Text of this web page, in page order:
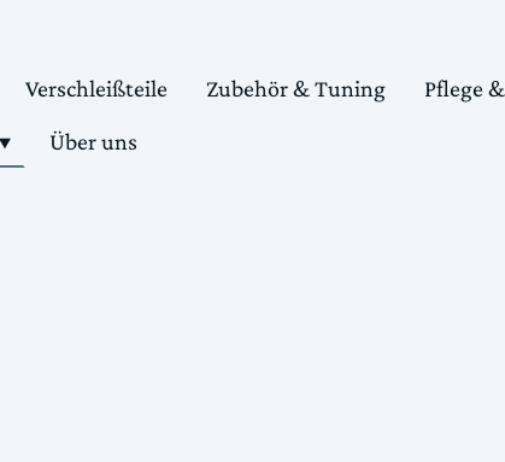
Verschleißteile Zubehör & Tuning
Pflege
Über uns